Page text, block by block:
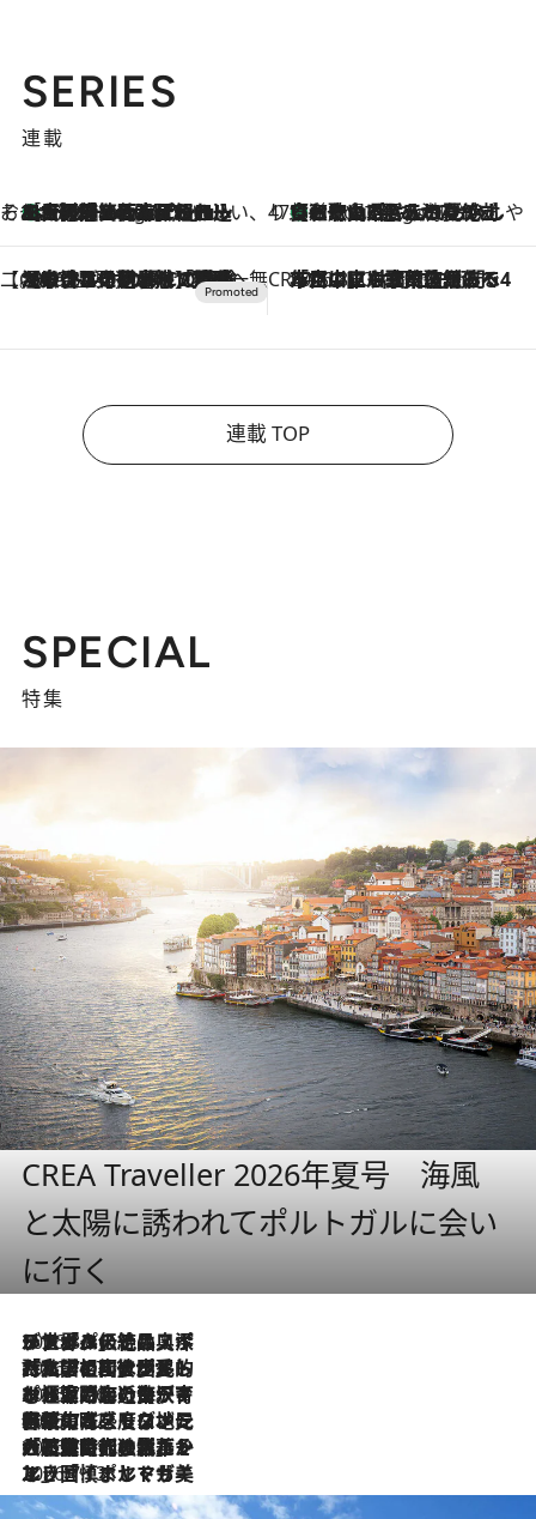
SERIES
連載
そおだよおこの関西おいしい、おやつ紀行8 Hours Ago
［大阪府箕面市］一皿一皿目の前で仕上げられる、料理を巧みに組み込んだアシェットデセールコース「ミチル アシェット デセール（Michiru assiette dessert）」 47都道府県の手みやげ ひんやりスイーツで夏を満喫
8 Hours Ago
【和歌山県】この夏絶対食べたい 冷やしておいしいおやつ3選 みかんがごろっと丸ごと入ったジュレ
【CREA×星野リゾート】唯一無二。癒しと発見が待つ場所へ
2026.8.7
【トンボの足水浴】ヒノキの香りに包まれて涼感マックス！約13℃の湧水かけ流しを避暑地「星野温泉 トンボの湯」で体験 CREA'S CHOICE
2026.8.7
「立川にも歌舞伎があるんだよ」 片岡仁左衛門・市川中車ら豪華座組みで4年目の立川立飛歌舞伎へ
連載 TOP
SPECIAL
特集
CREA Traveller 2026年夏号 海風
と太陽に誘われてポルトガルに会い
に行く
2026.8.8
リスボンの絶品スイーツ「パステル・デ・ナタ」とは？ポルトガル伝統の奥深い世界へ
2026.7.27
「私の祖国はポルトガル語です」国民的詩人フェルナンド・ペソアと、彼が愛した文学の街を歩く
2026.7.26
ポルトガル近海が育む極上の海の幸。キリリと冷えた白ワインと愉しむ、シーフード専門店の贅沢
2026.7.22
伝統の味をモダンに昇華。高感度な地元客が集う、リスボンの最旬ガストロノミー
2026.7.21
大航海時代の栄華から、震災、独裁、そして革命へ。ポルトガル・首都リスボンの石畳に刻まれた「歴史の光と影」
2026.7.13
エッセイ・ヤマザキマリ「慎ましくも美しき国 ポルトガル」